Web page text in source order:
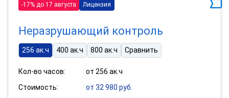
-17% до 17 августа Лицензия
Неразрушающий контроль
256 ак.ч 400 ак.ч 800 ак.ч Сравнить
Кол-во часов:
от 256 ак.ч
Стоимость:
от 32 980 руб.